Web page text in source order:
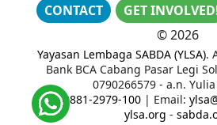
CONTACT GET
©2026
Yayasan Lembaga SABDA (YLSA).
Bank BCA Cabang Pasar Legi
0790266579 - a.n.
WA:0881-2979-100| Email:
ylsa.org -